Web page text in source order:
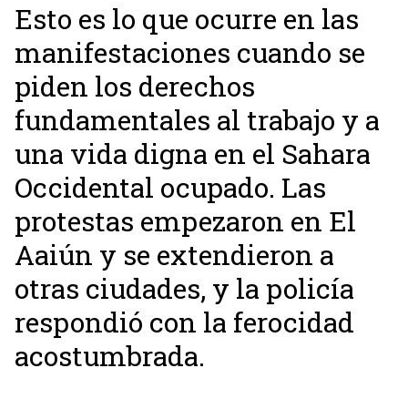
Esto es lo que ocurre en las
manifestaciones cuando se
piden los derechos
fundamentales al trabajo y a
una vida digna en el Sahara
Occidental ocupado. Las
protestas empezaron en El
Aaiún y se extendieron a
otras ciudades, y la policía
respondió con la ferocidad
acostumbrada.